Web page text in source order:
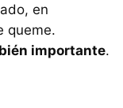
en
queme.
importante.